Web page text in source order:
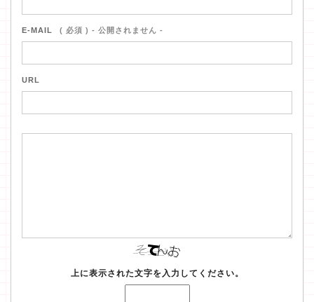
E-MAIL ( 必須 ) - 公開されません -
URL
上に表示された文字を入力してください。